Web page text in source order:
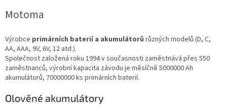
p
v
k
y
í
Motoma
Výrobce primárních baterií a akumulátorů různých modelů (D, C,
AA, AAA, 9V, 6V, 12 atd.).
Společnost založená roku 1994 v současnosti zaměstnává přes 550
zaměstnanců, výrobní kapacita závodu je měsíčně 5000000 Ah
akumulátorů, 70000000 ks primárních baterií.
Olověné akumulátory